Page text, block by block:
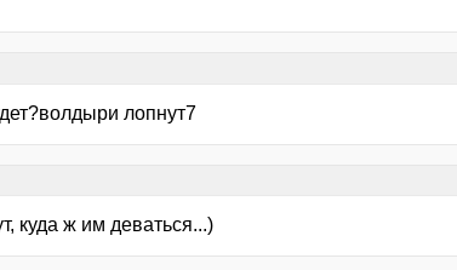
лопнут7
куда ж им деваться...)